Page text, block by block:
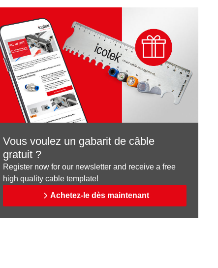
Vous voulez un gabarit de câble
gratuit ?
Register now for our newsletter and receive a free
high quality cable template!
Achetez-le dès maintenant